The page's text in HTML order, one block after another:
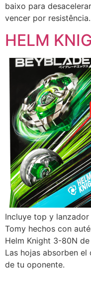
baixo para
vencer por resistência.
HELM
Incluye top y
Tomy hechos con
Helm Knight 3-80N
Las hojas absorben
de tu oponente.